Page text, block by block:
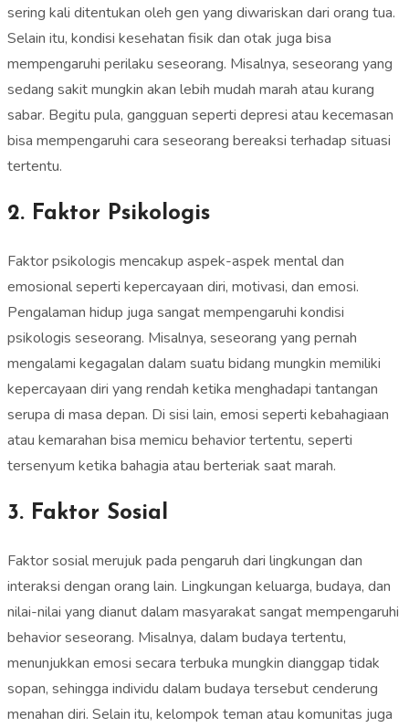
sering kali ditentukan oleh gen yang diwariskan dari orang tua.
Selain itu, kondisi kesehatan fisik dan otak juga bisa
mempengaruhi perilaku seseorang. Misalnya, seseorang yang
sedang sakit mungkin akan lebih mudah marah atau kurang
sabar. Begitu pula, gangguan seperti depresi atau kecemasan
bisa mempengaruhi cara seseorang bereaksi terhadap situasi
tertentu.
2. Faktor Psikologis
Faktor psikologis mencakup aspek-aspek mental dan
emosional seperti kepercayaan diri, motivasi, dan emosi.
Pengalaman hidup juga sangat mempengaruhi kondisi
psikologis seseorang. Misalnya, seseorang yang pernah
mengalami kegagalan dalam suatu bidang mungkin memiliki
kepercayaan diri yang rendah ketika menghadapi tantangan
serupa di masa depan. Di sisi lain, emosi seperti kebahagiaan
atau kemarahan bisa memicu behavior tertentu, seperti
tersenyum ketika bahagia atau berteriak saat marah.
3. Faktor Sosial
Faktor sosial merujuk pada pengaruh dari lingkungan dan
interaksi dengan orang lain. Lingkungan keluarga, budaya, dan
nilai-nilai yang dianut dalam masyarakat sangat mempengaruhi
behavior seseorang. Misalnya, dalam budaya tertentu,
menunjukkan emosi secara terbuka mungkin dianggap tidak
sopan, sehingga individu dalam budaya tersebut cenderung
menahan diri. Selain itu, kelompok teman atau komunitas juga